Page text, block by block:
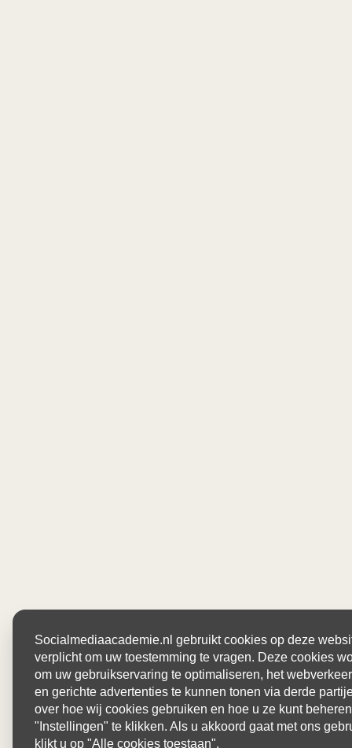
Socialmediaacademie.nl gebruikt cookies op deze
verplicht om uw toestemming te vragen. Deze cookies
om uw gebruikservaring te optimaliseren, het
en gerichte advertenties te kunnen tonen via derde
over hoe wij cookies gebruiken en hoe u ze kunt
"Instellingen" te klikken. Als u akkoord gaat met ons
klikt u op "Alle cookies toestaan".